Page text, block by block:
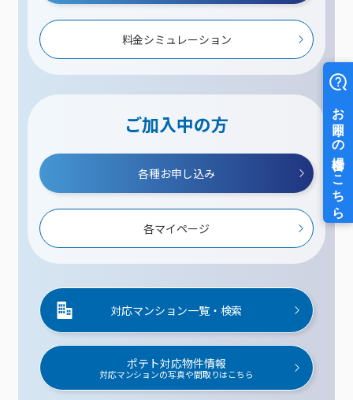
料金シミュレーション
ご加入中の方
各種お申し込み
各マイページ
対応マンション一覧・検索
ポテト対応物件情報
対応マンションの写真や間取りはこちら